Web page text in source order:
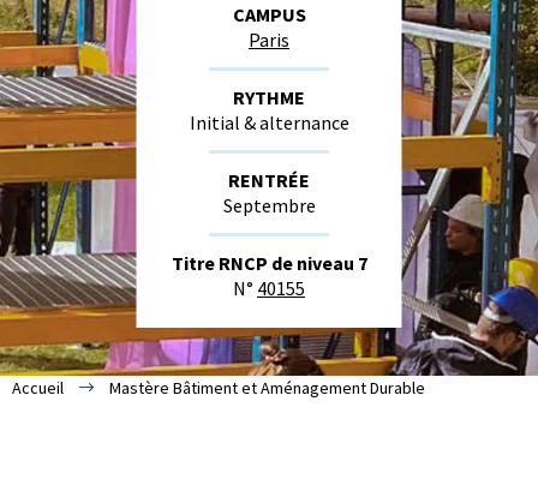
CAMPUS
Paris
RYTHME
Initial & alternance
RENTRÉE
Septembre
Titre RNCP de niveau 7
N° 40155
Accueil $ Mastère Bâtiment et Aménagement Durable